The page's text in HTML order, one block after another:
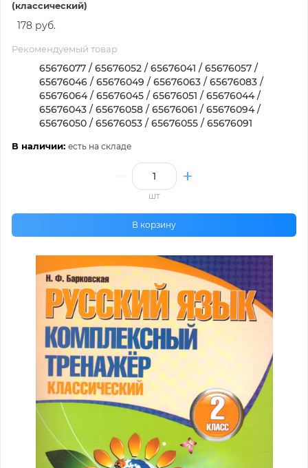
(классический)
178 руб.
Рекомендуемый товар
65676077 / 65676052 / 65676041 / 65676057 /
65676046 / 65676049 / 65676063 / 65676083 /
65676064 / 65676045 / 65676051 / 65676044 /
65676043 / 65676058 / 65676061 / 65676094 /
65676050 / 65676053 / 65676055 / 65676091
В наличии: есть на складе
шт
В корзину